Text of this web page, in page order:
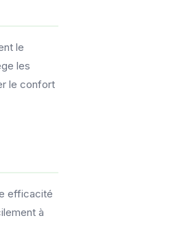
le
les
le confort
efficacité
à